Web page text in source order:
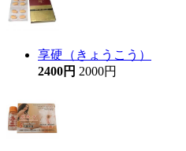
享硬（きょうこう）
2400円 2000円